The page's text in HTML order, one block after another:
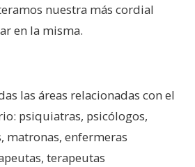
nuestra más cordial
en la misma.
las áreas relacionadas con el
psiquiatras, psicólogos,
matronas, enfermeras
terapeutas